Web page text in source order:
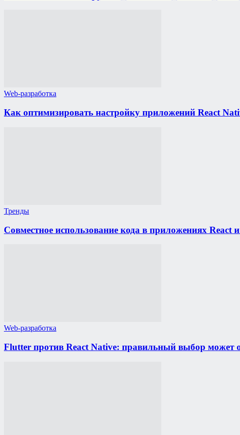
Web-разработка
Как оптимизировать настройку приложений React
Тренды
Совместное использование кода в приложениях React
Web-разработка
Flutter против React Native: правильный выбор может